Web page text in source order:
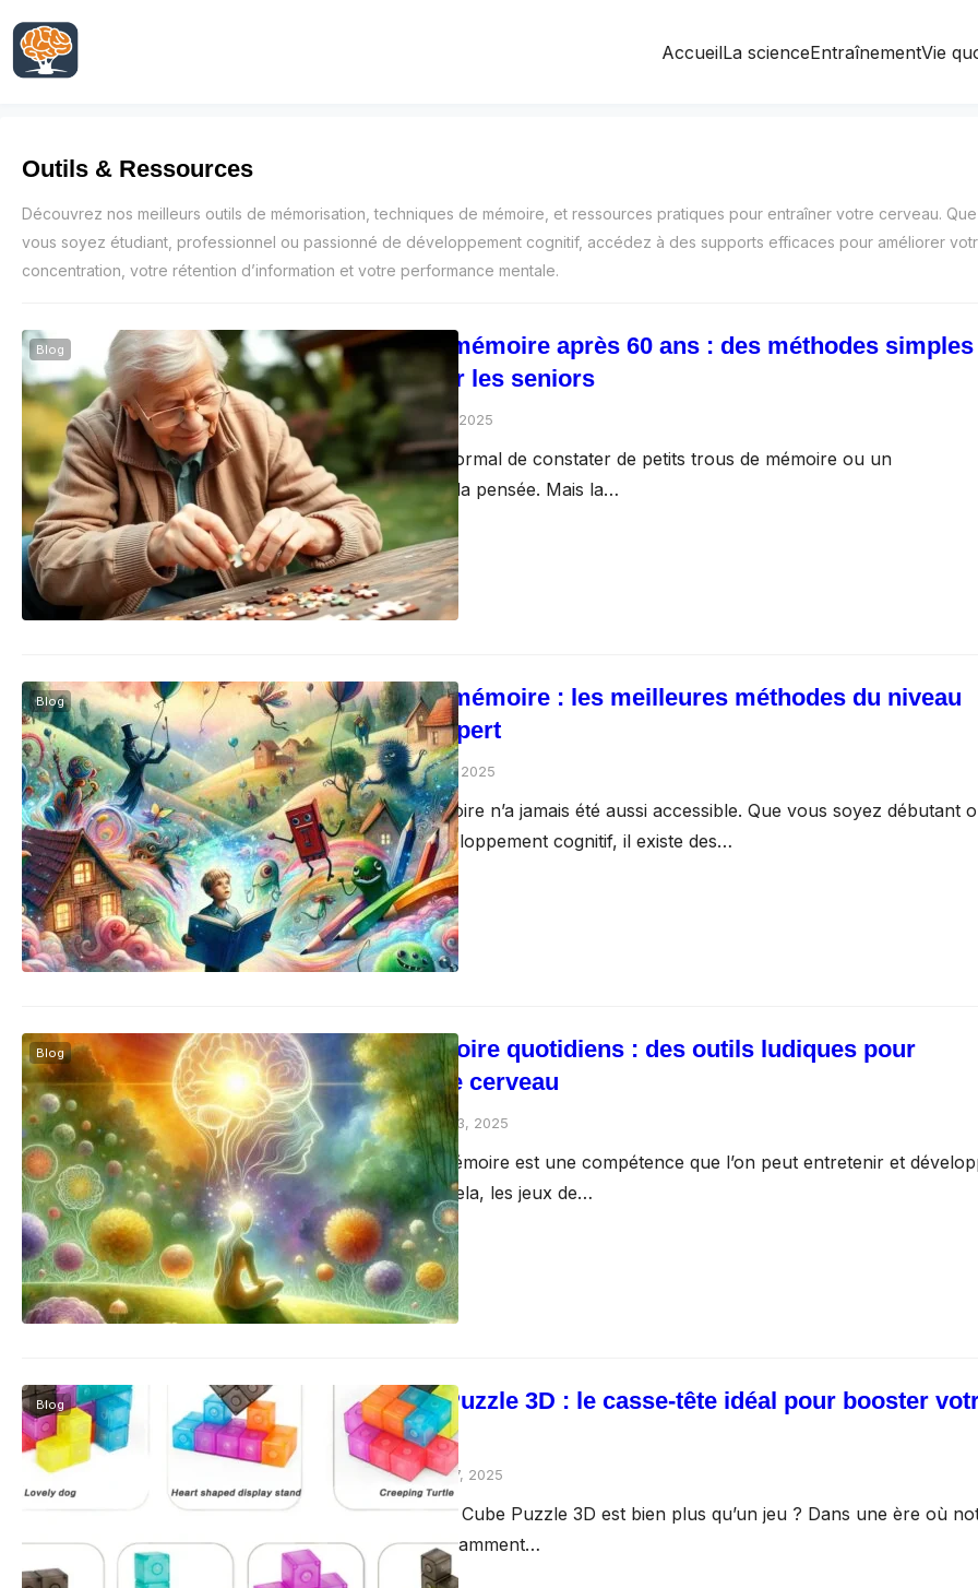
AccueilLa scienceEntraînementVie
Outils & Ressources
Découvrez nos meilleurs outils de mémorisation, techniques de mémoire, et ressources pratiques pour entraîner votre cerveau. Que
vous soyez étudiant, professionnel ou passionné de développement cognitif, accédez à des supports efficaces pour améliorer
concentration, votre rétention d’information et votre performance mentale.
Entraîner sa mémoire après 60 ans : des méthodes simples
efficaces pour les seniors
Gocrazypuzzle août 7, 2025
Blog
Avec l’âge, il est normal de constater de petits trous de mémoire ou un
ralentissement de la pensée. Mais la…
Entraîner sa mémoire : les meilleures méthodes du niveau
débutant à expert
Gocrazypuzzleaoût 6, 2025
Blog
Entraîner sa mémoire n’a jamais été aussi accessible. Que vous soyez débutant
passionné de développement cognitif, il existe des…
Jeux de mémoire quotidiens : des outils ludiques pour
stimuler votre cerveau
Gocrazypuzzlejuillet 23, 2025
Blog
Introduction La mémoire est une compétence que l’on peut entretenir et
à tout âge. Pour cela, les jeux de…
Magic Cube Puzzle 3D : le casse-tête idéal pour booster
cerveau
Gocrazypuzzlejuillet 17, 2025
Blog
Pourquoi le Magic Cube Puzzle 3D est bien plus qu’un jeu ? Dans une ère où
attention est constamment…